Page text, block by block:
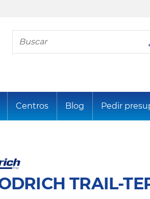
Busca tu neumático
Centros Blog Pedir
TRAIL-